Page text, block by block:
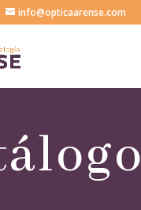
info@opticaarense.com